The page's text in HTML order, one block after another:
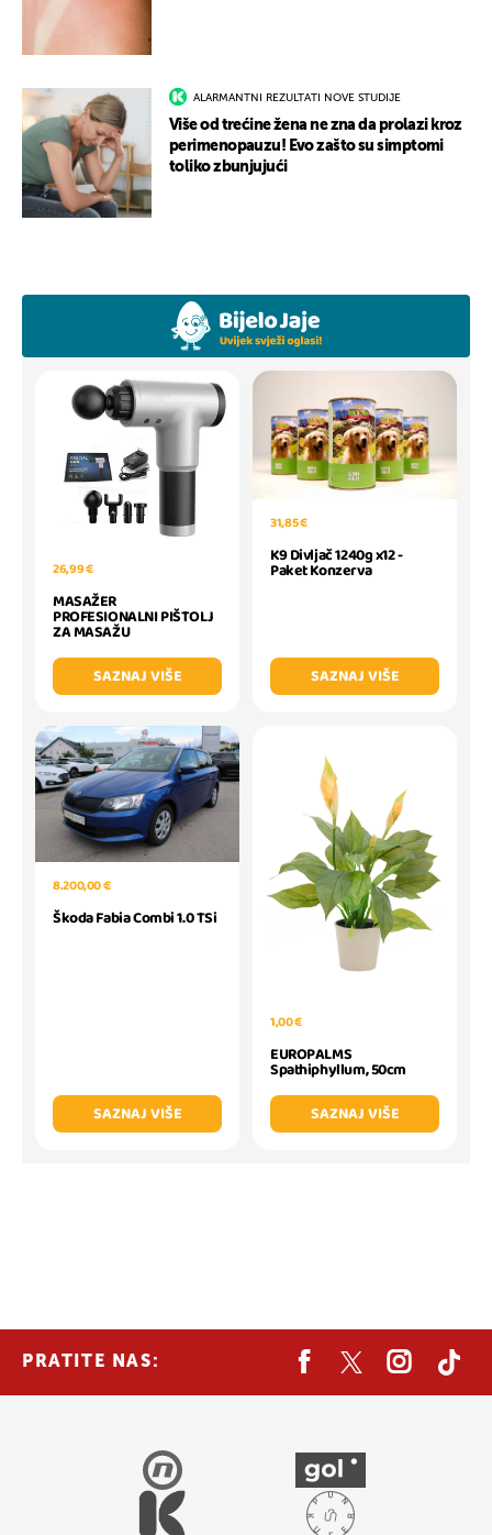
ALARMANTNI REZULTATI NOVE STUDIJE
Više od trećine žena ne zna da prolazi kroz
perimenopauzu! Evo zašto su simptomi
toliko zbunjujući
26,99 €
MASAŽER
PROFESIONALNI PIŠTOLJ
ZA MASAŽU
SAZNAJ VIŠE
31,85 €
K9 Divljač 1240g x12 -
Paket Konzerva
SAZNAJ VIŠE
8.200,00 €
Škoda Fabia Combi 1.0 TSi
SAZNAJ VIŠE
1,00 €
EUROPALMS
Spathiphyllum, 50cm
SAZNAJ VIŠE
PRATITE NAS: